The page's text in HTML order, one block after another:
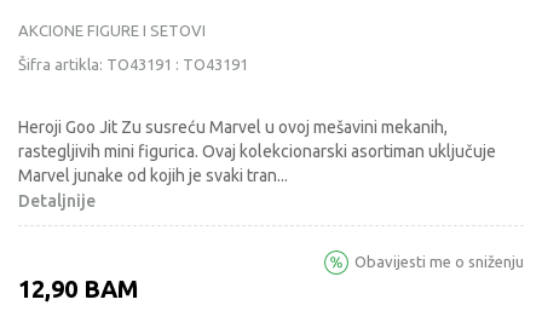
AKCIONE FIGURE I SETOVI
Šifra artikla: TO43191 : TO43191
Heroji Goo Jit Zu susreću Marvel u ovoj mešavini mekanih,
rastegljivih mini figurica. Ovaj kolekcionarski asortiman uključuje
Marvel junake od kojih je svaki tran...
Detaljnije
12,90 BAM
Obavijesti me o sniženju